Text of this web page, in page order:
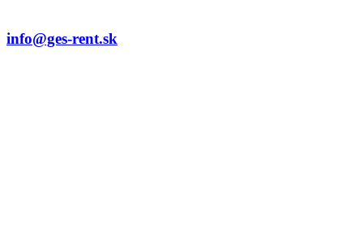
info@ges-rent.sk